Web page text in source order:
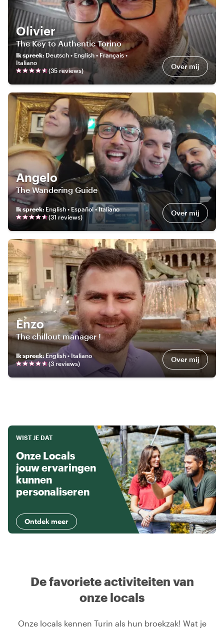
Olivier
The Key to Authentic Torino
Ik spreek: Deutsch • English • Français •
Italiano
(35 reviews) Over mij
Angelo
The Wandering Guide
Ik spreek: English • Español • Italiano
(31 reviews) Over mij
Enzo
The chillout manager !
Ik spreek:English • Italiano
(3reviews) Over mij
WIST JE DAT
Onze Locals
jouw ervaringen
kunnen
personaliseren
Ontdek meer
De favoriete activiteiten van
onze locals
Onze locals kennen Turin als hun broekzak! Wat je